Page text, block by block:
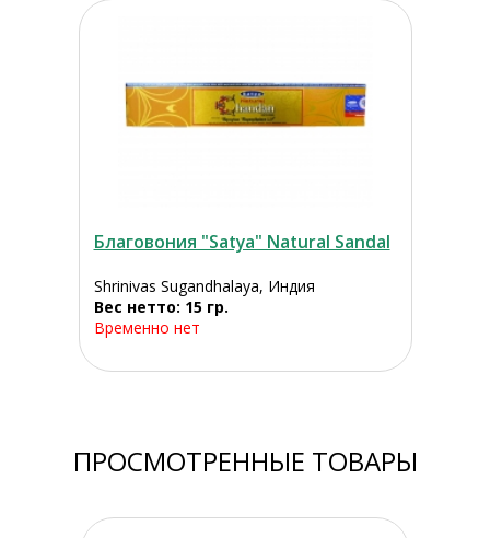
Благовония "Satya" Natural Sandal
Shrinivas Sugandhalaya, Индия
Вес нетто: 15 гр.
Временно нет
ПРОСМОТРЕННЫЕ ТОВАРЫ